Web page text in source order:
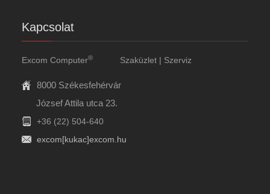
Kapcsolat
Excom Computer® Szaküzlet | Szerviz
8000 Székesfehérvár
József Attila utca 23.
+36 (22) 504-640
excom[kukac]excom.hu